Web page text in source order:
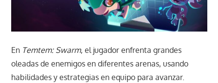
En Temtem: Swarm, el jugador enfrenta grandes
oleadas de enemigos en diferentes arenas, usando
habilidades y estrategias en equipo para avanzar.